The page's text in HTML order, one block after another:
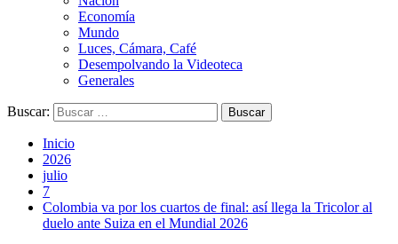
Economía
Mundo
Luces, Cámara, Café
Desempolvando la Videoteca
Generales
Buscar:
Inicio
2026
julio
7
Colombia va por los cuartos de final: así llega la Tricolor al
duelo ante Suiza en el Mundial 2026